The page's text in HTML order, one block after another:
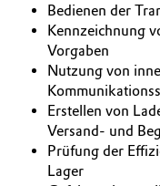
Personal Care &
Pharma &
Plastics & Rubber
Pulp, Paper &
Bedienen der
Kennzeichnung
Vorgaben
Nutzung von
Erstellen von
Versand- und
Prüfung der
Lager